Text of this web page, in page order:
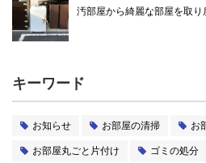
汚部屋から綺麗な部屋を取り
キーワード
お知らせ お部屋の清掃
お
お部屋丸ごと片付け
ゴミの処分